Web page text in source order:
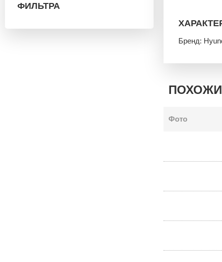
ФИЛЬТРА
Бренд:
Фото